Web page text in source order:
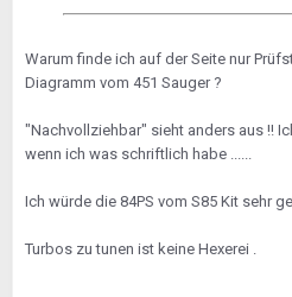
Warum finde ich auf der Seite nur
Diagramm vom 451 Sauger ?
"Nachvollziehbar" sieht anders aus !!
wenn ich was schriftlich habe ......
Ich würde die 84PS vom S85 Kit sehr
Turbos zu tunen ist keine Hexerei .